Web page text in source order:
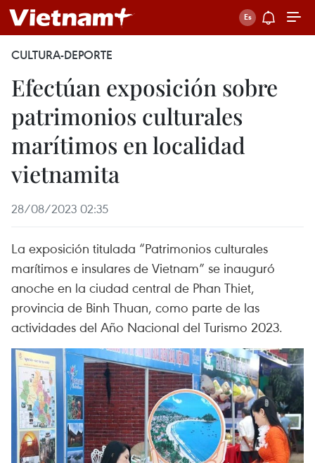
CULTURA-DEPORTE
Efectúan exposición sobre
patrimonios culturales
marítimos en localidad
vietnamita
28/08/2023 02:35
La exposición titulada “Patrimonios culturales
marítimos e insulares de Vietnam” se inauguró
anoche en la ciudad central de Phan Thiet,
provincia de Binh Thuan, como parte de las
actividades del Año Nacional del Turismo 2023.